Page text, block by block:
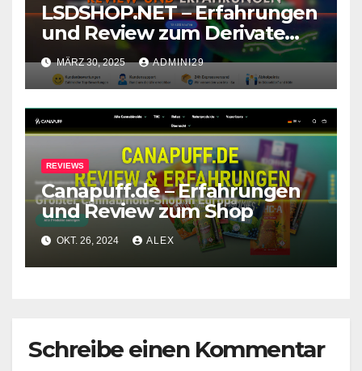
LSDSHOP.NET – Erfahrungen
und Review zum Derivate
Shop
MÄRZ 30, 2025 ADMINI29
REVIEWS
Canapuff.de – Erfahrungen
und Review zum Shop
OKT. 26, 2024 ALEX
Schreibe einen Kommentar